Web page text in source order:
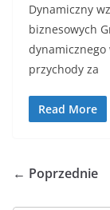
Dynamiczny
biznesowych
dynamicznego
przychody za
Read More
← Poprzednie